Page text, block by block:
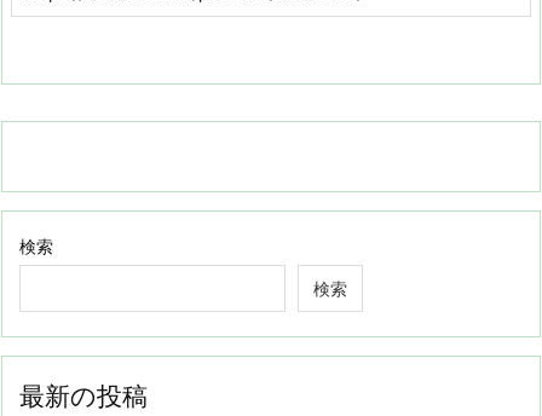
検索
検索
最新の投稿